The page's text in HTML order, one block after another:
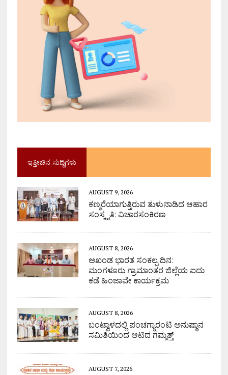
ಇತ್ತೀಚಿನ ಸುದ್ದಿಗಳು
AUGUST 9, 2026
ಕಣ್ಮರೆಯಾಗುತ್ತಿರುವ ತುಳುನಾಡಿದ ಆಹಾರ
ಸಂಸ್ಕೃತಿ: ವಿಚಾರಸಂಕಿರಣ
AUGUST 8, 2026
ಅಖಂಡ ಭಾರತ ಸಂಕಲ್ಪ ದಿನ:
ಮಂಗಳೂರು ಗ್ರಾಮಾಂತರ ಜಿಲ್ಲೆಯ ಐದು
ಕಡೆ ಹಿಂಜಾವೇ ಕಾರ್ಯಕ್ರಮ
AUGUST 8, 2026
ಬಂಟ್ವಾಳದಲ್ಲಿ ಪಂಚಗ್ಯಾರಂಟಿ ಅನುಷ್ಠಾನ
ಸಮಿತಿಯಿಂದ ಆಟಿದ ಗಮ್ಮತ್ತ್
AUGUST 7, 2026